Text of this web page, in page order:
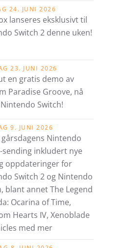
24. JUNI 2026
lanseres eksklusivt til
Switch 2 denne uken!
23. JUNI 2026
en gratis demo av
Paradise Groove, nå
Switch!
9. JUNI 2026
Nintendo
sending inkludert nye
oppdateringer for
Switch 2 og Nintendo
blant annet The Legend
Ocarina of Time,
Hearts IV, Xenoblade
med mer